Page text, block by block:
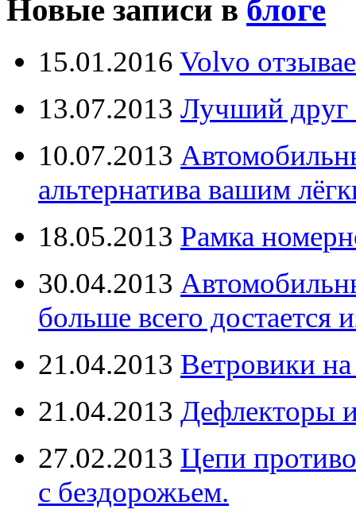
Новые записи в блоге
15.01.2016 Volvo
13.07.2013 Лучший друг
10.07.2013
альтернатива вашим
18.05.2013 Рамка
30.04.2013
больше всего достается
21.04.2013 Ветровики
21.04.2013 Дефлекторы
27.02.2013 Цепи
с бездорожьем.